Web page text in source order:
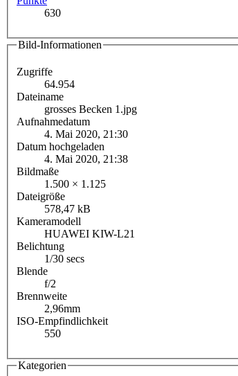
630
Bild-Informationen
Zugriffe
64.954
Dateiname
grosses Becken 1.jpg
Aufnahmedatum
4. Mai 2020, 21:30
Datum hochgeladen
4. Mai 2020, 21:38
Bildmaße
1.500 × 1.125
Dateigröße
578,47 kB
Kameramodell
HUAWEI KIW-L21
Belichtung
1/30 secs
Blende
f/2
Brennweite
2,96mm
ISO-Empfindlichkeit
550
Kategorien